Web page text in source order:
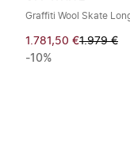
Graffiti Wool Skate
1.781,50 €1.979 €
-10%